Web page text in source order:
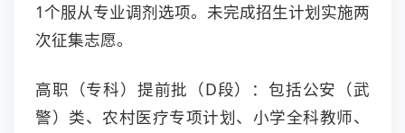
1个服从专业调剂选项。未完成招生计划实施两
次征集志愿。
高职（专科）提前批（D段）：包括公安（武
警）类、农村医疗专项计划、小学全科教师、